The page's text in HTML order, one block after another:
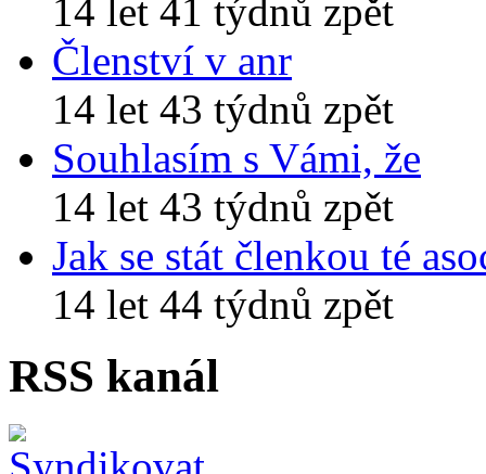
14 let 41 týdnů zpět
Členství v anr
14 let 43 týdnů zpět
Souhlasím s Vámi, že
14 let 43 týdnů zpět
Jak se stát členkou té
14 let 44 týdnů zpět
RSS kanál